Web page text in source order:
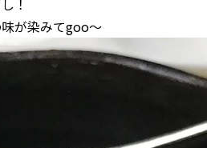
！
が染みてgoo〜